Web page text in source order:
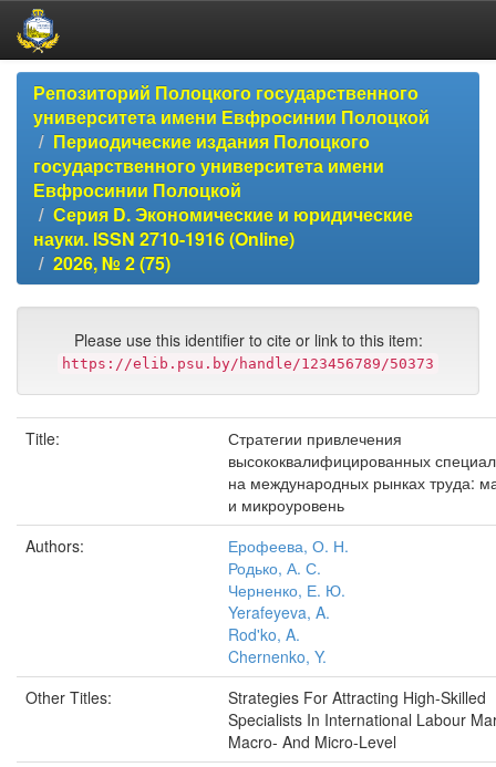
Skip
navigationРепозиторий Полоцкого государственного
университета имени Евфросинии Полоцкой
Периодические издания Полоцкого
государственного университета имени
Евфросинии Полоцкой
Серия D. Экономические и юридические
науки. ISSN 2710-1916 (Online)
2026, № 2 (75)
Please use this identifier to cite or link to this item:
https://elib.psu.by/handle/123456789/50373
Title:
Стратегии привлечения
высококвалифицированных
на международных рынках труда:
и микроуровень
Authors:
Ерофеева, О. Н.
Родько, А. С.
Черненко, Е. Ю.
Yerafeyeva, A.
Rod'ko, A.
Chernenko, Y.
Other Titles:
Strategies For Attracting High-Skilled
Specialists In International Labour
Macro- And Micro-Level